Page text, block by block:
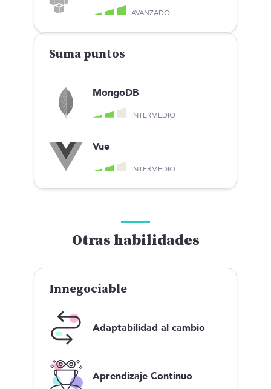
AVANZADO
Suma puntos
MongoDB
INTERMEDIO
Vue
INTERMEDIO
Otras habilidades
Innegociable
Adaptabilidad al cambio
Aprendizaje Continuo